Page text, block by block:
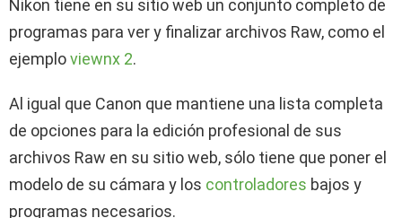
Nikon tiene en su sitio web un conjunto completo de
programas para ver y finalizar archivos Raw, como el
ejemploviewnx 2.
Al igual que Canon que mantiene una lista completa
de opciones para la edición profesional de sus
archivos Raw en su sitio web, sólo tiene que poner el
modelo de su cámara y los controladores bajos y
programas necesarios.